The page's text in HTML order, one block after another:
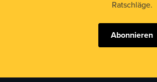
Ratschläge.
Abonnieren